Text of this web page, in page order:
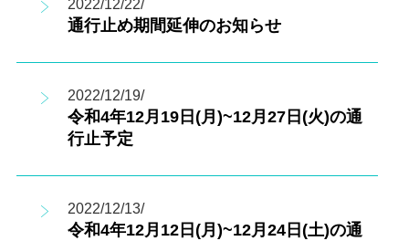
2022/12/22/
通行止め期間延伸のお知らせ
2022/12/19/
令和4年12月19日(月)~12月27日(火)の通
行止予定
2022/12/13/
令和4年12月12日(月)~12月24日(土)の通